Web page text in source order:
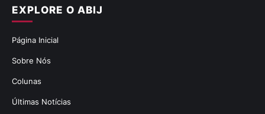
EXPLORE O ABIJ
Página Inicial
Sobre Nós
Colunas
Últimas Notícias